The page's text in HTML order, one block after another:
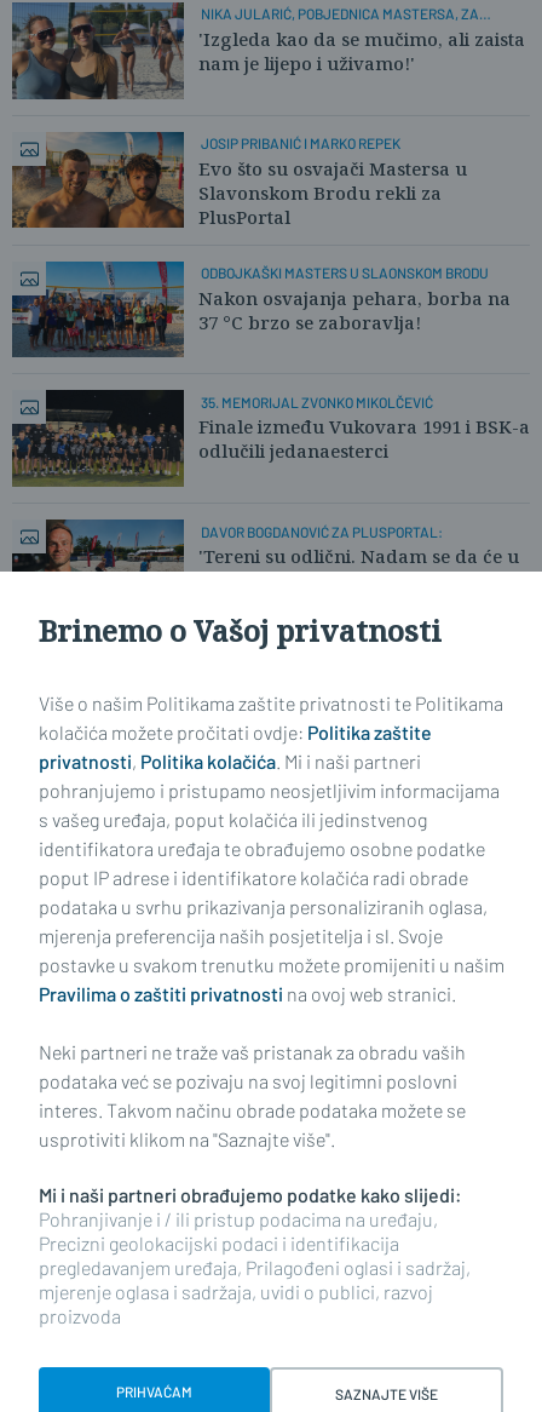
NIKA JULARIĆ, POBJEDNICA MASTERSA, ZA
PLUSPORTAL:
'Izgleda kao da se mučimo, ali zaista
nam je lijepo i uživamo!'
JOSIP PRIBANIĆ I MARKO REPEK
Evo što su osvajači Mastersa u
Slavonskom Brodu rekli za
PlusPortal
ODBOJKAŠKI MASTERS U SLAONSKOM BRODU
Nakon osvajanja pehara, borba na
37 °C brzo se zaboravlja!
35. MEMORIJAL ZVONKO MIKOLČEVIĆ
Finale između Vukovara 1991 i BSK-a
odlučili jedanaesterci
DAVOR BOGDANOVIĆ ZA PLUSPORTAL:
'Tereni su odlični. Nadam se da će u
Impressum Uvjeti korištenja Politika privatnosti
Politika kolačića Kontakt Pritužbe Suradnici
Oglašavanje
RUBRIKE
BRODSKO-POSAVSKA ŽUPANIJA
POŽEŠKO-SLAVONSKA ŽUPANIJA
Brinemo o Vašoj privatnosti
Više o našim Politikama zaštite privatnosti te Politikama
kolačića možete pročitati ovdje: Politika zaštite
privatnosti, Politika kolačića. Mi i naši partneri
pohranjujemo i pristupamo neosjetljivim informacijama
s vašeg uređaja, poput kolačića ili jedinstvenog
identifikatora uređaja te obrađujemo osobne podatke
poput IP adrese i identifikatore kolačića radi obrade
podataka u svrhu prikazivanja personaliziranih oglasa,
mjerenja preferencija naših posjetitelja i sl. Svoje
postavke u svakom trenutku možete promijeniti u našim
Pravilima o zaštiti privatnosti na ovoj web stranici.
Neki partneri ne traže vaš pristanak za obradu vaših
podataka već se pozivaju na svoj legitimni poslovni
interes. Takvom načinu obrade podataka možete se
usprotiviti klikom na "Saznajte više".
Mi i naši partneri obrađujemo podatke kako slijedi:
Pohranjivanje i / ili pristup podacima na uređaju,
Precizni geolokacijski podaci i identifikacija
pregledavanjem uređaja, Prilagođeni oglasi i sadržaj,
mjerenje oglasa i sadržaja, uvidi o publici, razvoj
proizvoda
PRIHVAĆAM SAZNAJTE VIŠE